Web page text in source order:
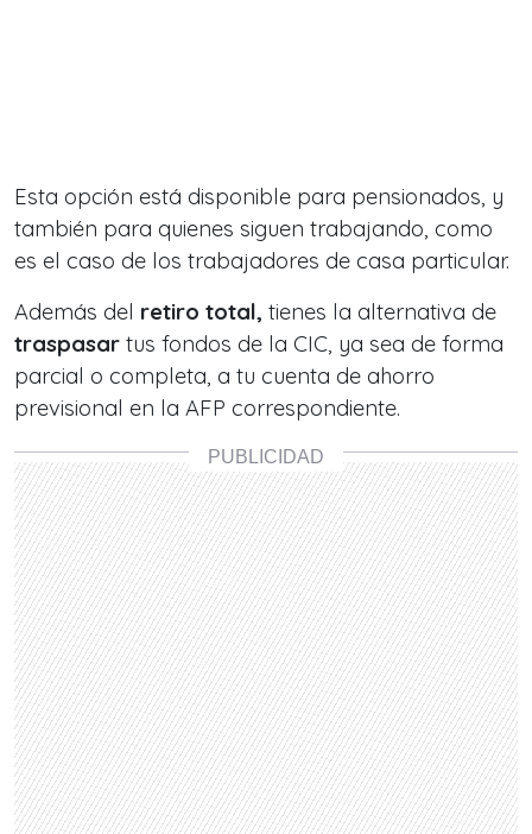
Esta opción está disponible para pensionados, y
también para quienes siguen trabajando, como
es el caso de los trabajadores de casa particular.
Además del retiro total, tienes la alternativa de
traspasar tus fondos de la CIC, ya sea de forma
parcial o completa, a tu cuenta de ahorro
previsional en la AFP correspondiente.